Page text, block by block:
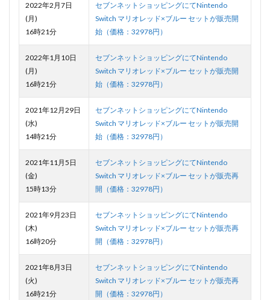
2022年2月7日
(月)
16時21分
セブンネットショッピングにてNintendo
Switch マリオレッド×ブルー セットが販売開
始（価格：32978円）
2022年1月10日
(月)
16時21分
セブンネットショッピングにてNintendo
Switch マリオレッド×ブルー セットが販売開
始（価格：32978円）
2021年12月29日
(水)
14時21分
セブンネットショッピングにてNintendo
Switch マリオレッド×ブルー セットが販売開
始（価格：32978円）
2021年11月5日
(金)
15時13分
セブンネットショッピングにてNintendo
Switch マリオレッド×ブルー セットが販売再
開（価格：32978円）
2021年9月23日
(木)
16時20分
セブンネットショッピングにてNintendo
Switch マリオレッド×ブルー セットが販売再
開（価格：32978円）
2021年8月3日
(火)
16時21分
セブンネットショッピングにてNintendo
Switch マリオレッド×ブルー セットが販売再
開（価格：32978円）